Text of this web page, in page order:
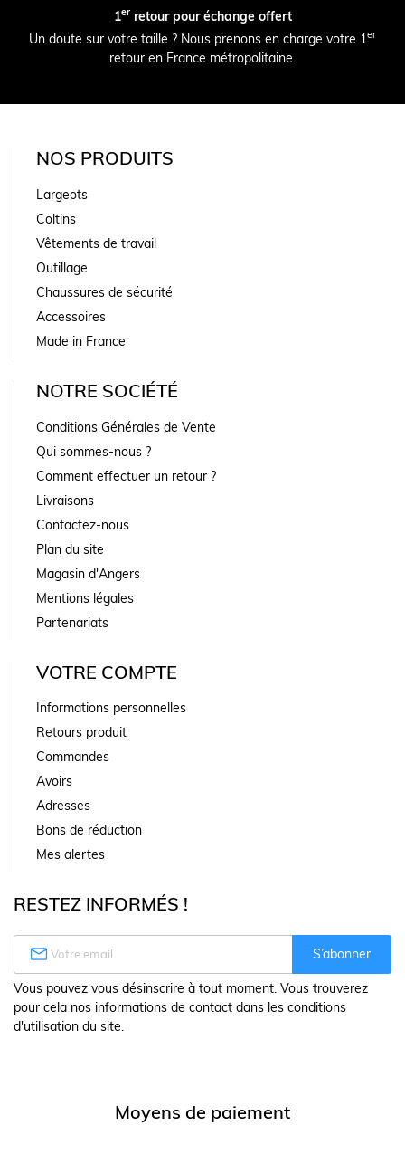
1erretour pour échange offert
Un doute sur votre taille ? Nous prenons en charge votre 1er
retour en France métropolitaine.
NOS PRODUITS
Largeots
Coltins
Vêtements de travail
Outillage
Chaussures de sécurité
Accessoires
Made in France
NOTRE SOCIÉTÉ
Conditions Générales de Vente
Qui sommes-nous ?
Comment effectuer un retour ?
Livraisons
Contactez-nous
Plan du site
Magasin d'Angers
Mentions légales
Partenariats
VOTRE COMPTE
Informations personnelles
Retours produit
Commandes
Avoirs
Adresses
Bons de réduction
Mes alertes
RESTEZ INFORMÉS !
 S’abonner
Vous pouvez vous désinscrire à tout moment. Vous trouverez
pour cela nos informations de contact dans les conditions
d'utilisation du site.
Moyens de paiement